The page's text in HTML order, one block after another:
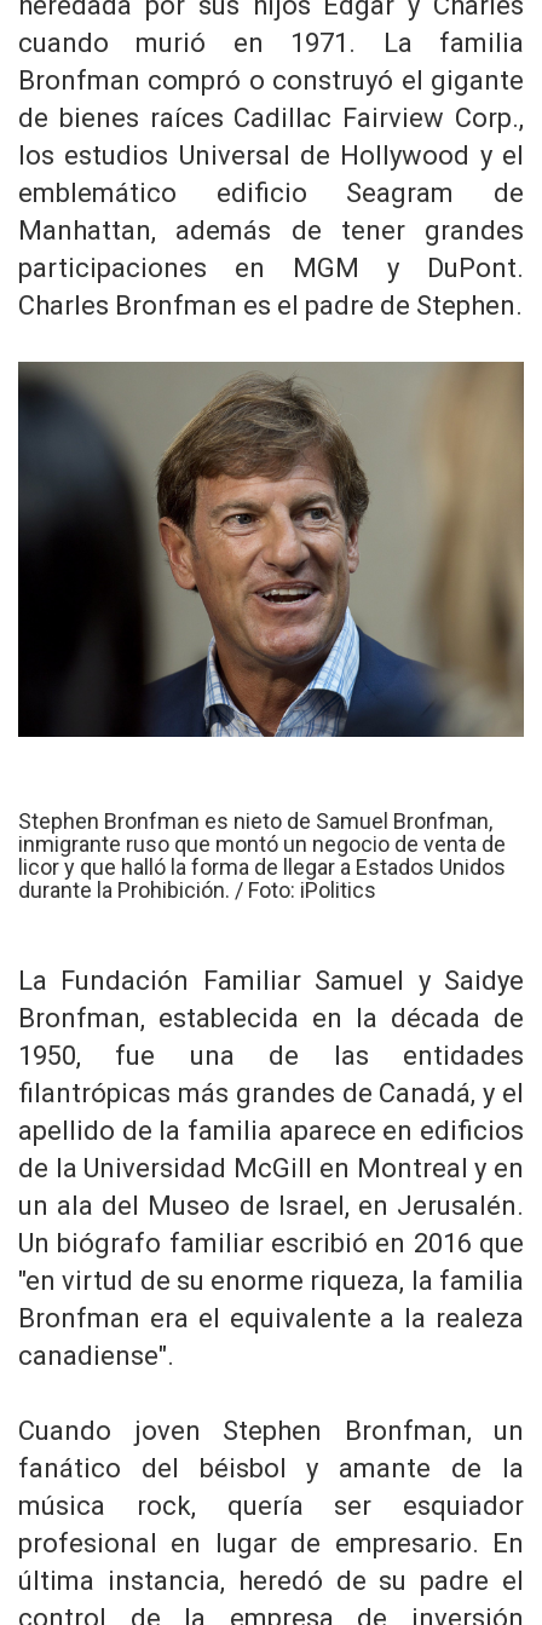
cuando murió en 1971. La familia
Bronfman compró o construyó el gigante
de bienes raíces Cadillac Fairview Corp.,
los estudios Universal de Hollywood y el
emblemático edificio Seagram de
Manhattan, además de tener grandes
participaciones en MGM y DuPont.
Charles Bronfman es el padre de Stephen.
Stephen Bronfman es nieto de Samuel Bronfman,
inmigrante ruso que montó un negocio de venta de
licor y que halló la forma de llegar a Estados Unidos
durante la Prohibición. / Foto: iPolitics
La Fundación Familiar Samuel y Saidye
Bronfman, establecida en la década de
1950, fue una de las entidades
filantrópicas más grandes de Canadá, y el
apellido de la familia aparece en edificios
de la Universidad McGill en Montreal y en
un ala del Museo de Israel, en Jerusalén.
Un biógrafo familiar escribió en 2016 que
"en virtud de su enorme riqueza, la familia
Bronfman era el equivalente a la realeza
canadiense".
Cuando joven Stephen Bronfman, un
fanático del béisbol y amante de la
música rock, quería ser esquiador
profesional en lugar de empresario. En
última instancia, heredó de su padre el
control de la empresa de inversión